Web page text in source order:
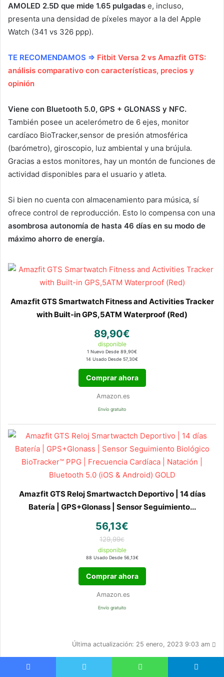
AMOLED 2.5D que mide 1.65 pulgadas e, incluso,
presenta una densidad de píxeles mayor a la del Apple
Watch (341 vs 326 ppp).
TE RECOMENDAMOS ⇒ Fitbit Versa 2 vs Amazfit GTS:
análisis comparativo con características, precios y
opinión
Viene con Bluetooth 5.0, GPS + GLONASS y NFC.
También posee un acelerómetro de 6 ejes, monitor
cardíaco BioTracker,sensor de presión atmosférica
(barómetro), giroscopio, luz ambiental y una brújula.
Gracias a estos monitores, hay un montón de funciones de
actividad disponibles para el usuario y atleta.
Si bien no cuenta con almacenamiento para música, sí
ofrece control de reproducción. Esto lo compensa con una
asombrosa autonomía de hasta 46 días en su modo de
máximo ahorro de energía.
Amazfit GTS Smartwatch Fitness and Activities Tracker
with Built-in GPS,5ATM Waterproof (Red)
89,90€
disponible
1 Nuevo Desde 89,90€
14 Usado Desde 57,30€
Comprar ahora
Amazon.es
Envío gratuito
Amazfit GTS Reloj Smartwactch Deportivo | 14 días
Batería | GPS+Glonass | Sensor Seguimiento...
56,13€
129,99€
disponible
88 Usado Desde 56,13€
Comprar ahora
Amazon.es
Envío gratuito
Última actualización: 25 enero, 2023 9:03 am